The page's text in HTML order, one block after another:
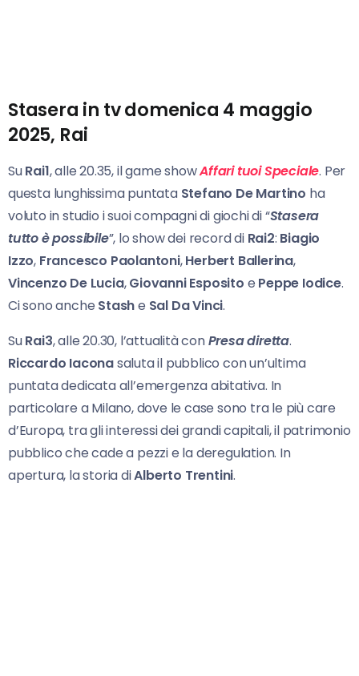
Stasera in tv domenica 4 maggio
2025, Rai
SuRai1, alle 20.35, il game showAffari tuoi Speciale. Per
questa lunghissima puntata Stefano DeMartino ha
voluto in studio i suoi compagni di giochi di “Stasera
tutto è possibile”, lo show dei record di Rai2: Biagio
Izzo, Francesco Paolantoni,Herbert Ballerina,
Vincenzo De Lucia,Giovanni Esposito e Peppe Iodice.
Ci sono anche Stashe Sal Da Vinci.
SuRai3, alle 20.30, l’attualità conPresa diretta.
Riccardo Iaconasaluta il pubblico con un’ultima
puntata dedicata all’emergenza abitativa. In
particolare a Milano, dove le case sono tra le più care
d’Europa, tra gli interessi dei grandi capitali, il patrimonio
pubblico che cade a pezzi e la deregulation. In
apertura, la storia diAlberto Trentini.